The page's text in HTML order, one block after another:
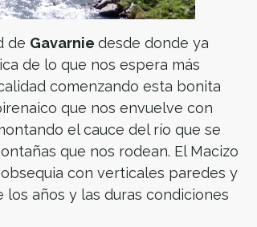
de Gavarnie desde donde ya
de lo que nos espera más
comenzando esta bonita
que nos envuelve con
el cauce del río que se
que nos rodean. El Macizo
con verticales paredes y
años y las duras condiciones